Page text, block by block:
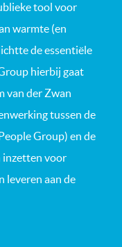
tool voor
warmte (en
de essentiële
hierbij gaat
van der Zwan
tussen de
Group) en de
inzetten voor
leveren aan de